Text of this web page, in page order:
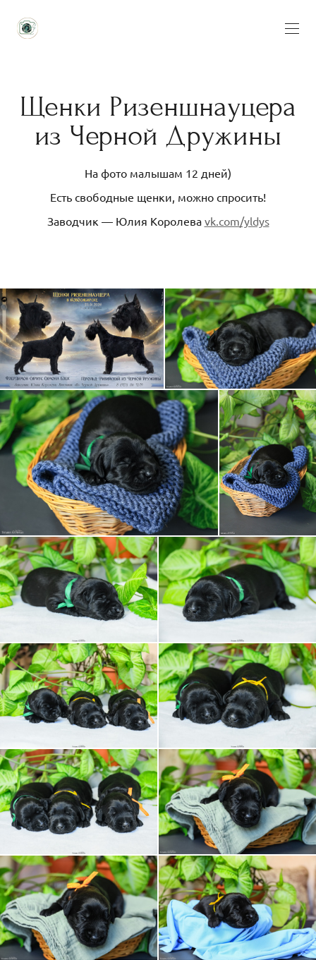
Щенки Ризеншнауцера
из Черной Дружины
На фото малышам 12 дней)
Есть свободные щенки, можно спросить!
Заводчик — Юлия Королева vk.com/yldys